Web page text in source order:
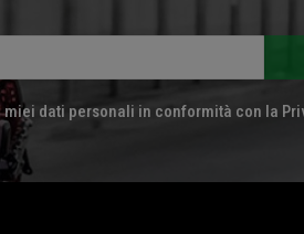
dati personali in conformità con la